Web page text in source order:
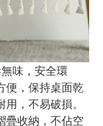
味，安全環
便，保持桌面乾
，不易破損。
疊收納，不佔空